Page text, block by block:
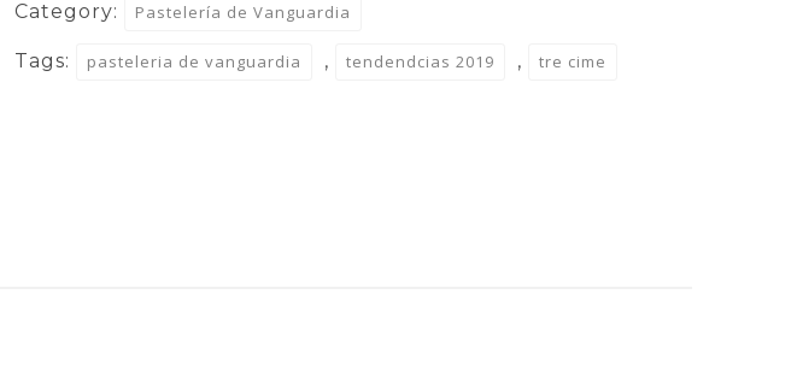
Category: Pastelería de Vanguardia
Tags: pasteleria de vanguardia , tendendcias 2019 , tre cime